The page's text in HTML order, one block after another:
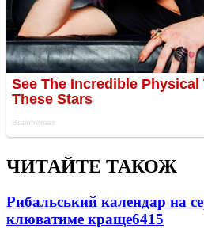
ЧИТАЙТЕ ТАКОЖ
Рибальський календар на
клюватиме краще6415